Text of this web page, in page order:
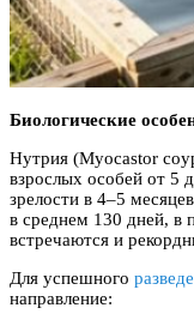
Биологические
Нутрия (Myocastor
взрослых особей от 5
зрелости в 4–5
в среднем 130 дней, в
встречаются и
Для успешного
направление: